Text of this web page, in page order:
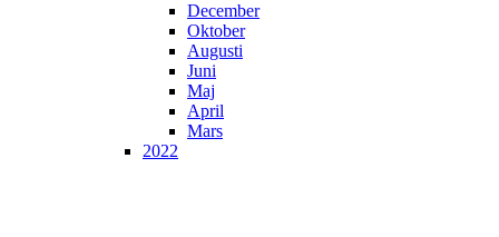
December
Oktober
Augusti
Juni
Maj
April
Mars
2022